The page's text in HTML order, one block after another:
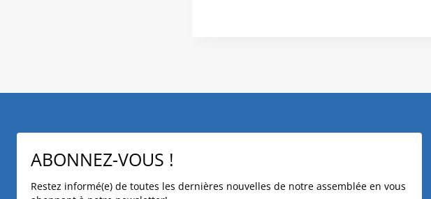
ABONNEZ-VOUS !
Restez informé(e) de toutes les dernières nouvelles de notre assemblée en vous